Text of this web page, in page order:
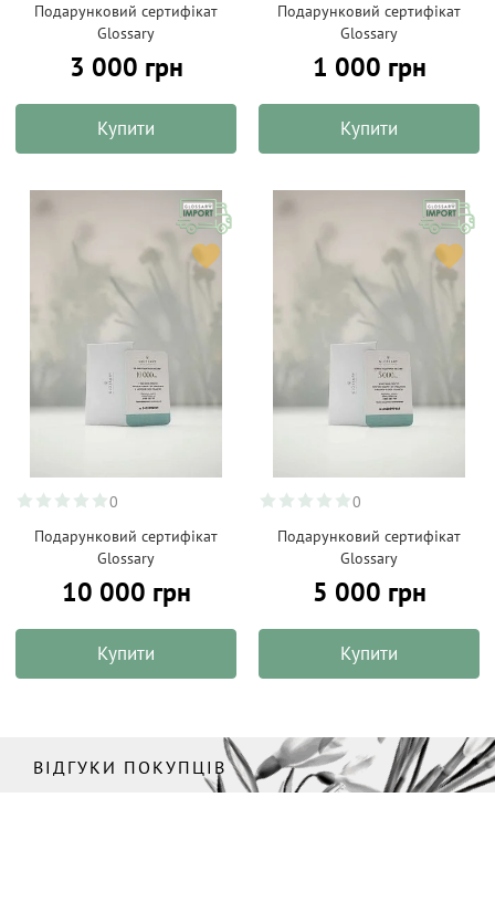
Подарунковий сертифікат
Glossary
3 000 грн
Купити
Подарунковий сертифікат
Glossary
1 000 грн
Купити
0
Подарунковий сертифікат
Glossary
10 000 грн
Купити
0
Подарунковий сертифікат
Glossary
5 000 грн
Купити
ВІДГУКИ ПОКУПЦІВ